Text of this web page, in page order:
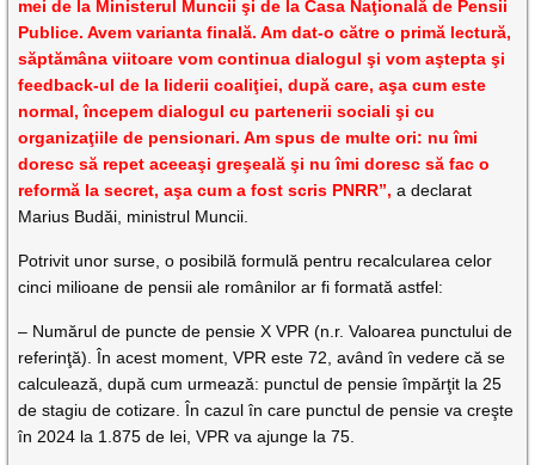
mei de la Ministerul Muncii şi de la Casa Naţională de Pensii
Publice. Avem varianta finală. Am dat-o către o primă lectură,
săptămâna viitoare vom continua dialogul şi vom aştepta şi
feedback-ul de la liderii coaliţiei, după care, aşa cum este
normal, începem dialogul cu partenerii sociali şi cu
organizaţiile de pensionari. Am spus de multe ori: nu îmi
doresc să repet aceeaşi greşeală şi nu îmi doresc să fac o
reformă la secret, aşa cum a fost scris PNRR”, a declarat
Marius Budăi, ministrul Muncii.
Potrivit unor surse, o posibilă formulă pentru recalcularea celor
cinci milioane de pensii ale românilor ar fi formată astfel:
– Numărul de puncte de pensie X VPR (n.r. Valoarea punctului de
referinţă). În acest moment, VPR este 72, având în vedere că se
calculează, după cum urmează: punctul de pensie împărţit la 25
de stagiu de cotizare. În cazul în care punctul de pensie va creşte
în 2024 la 1.875 de lei, VPR va ajunge la 75.